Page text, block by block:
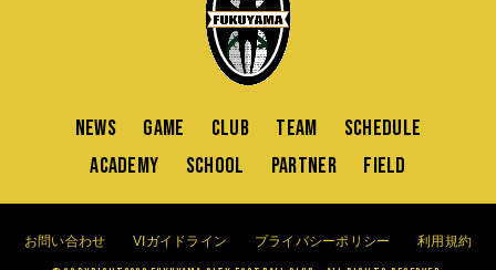
NEWS GAME CLUB TEAM
SCHEDULE
ACADEMY
SCHOOL PARTNER FIELD
お問い合わせ VIガイドライン プライバシーポリシー 利用規約